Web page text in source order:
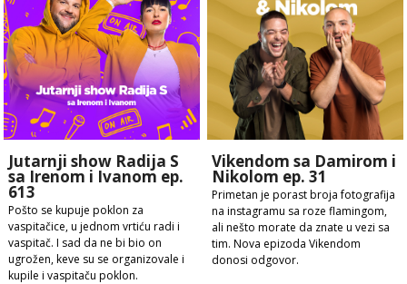
Jutarnji show Radija S
sa Irenom i Ivanom ep.
613
Pošto se kupuje poklon za
vaspitačice, u jednom vrtiću radi i
vaspitač. I sad da ne bi bio on
ugrožen, keve su se organizovale i
kupile i vaspitaču poklon.
Vikendom sa Damirom i
Nikolom ep. 31
Primetan je porast broja fotografija
na instagramu sa roze flamingom,
ali nešto morate da znate u vezi sa
tim. Nova epizoda Vikendom
donosi odgovor.